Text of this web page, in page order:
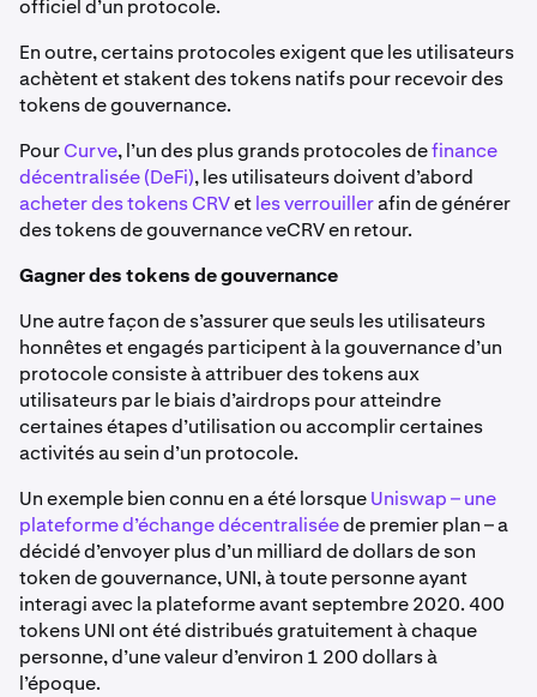
officiel d’un protocole.
En outre, certains protocoles exigent que les utilisateurs
achètent et stakent des tokens natifs pour recevoir des
tokens de gouvernance.
PourCurve, l’un des plus grands protocoles definance
décentralisée (DeFi), les utilisateurs doivent d’abord
acheter des tokens CRVetles verrouillerafin de générer
des tokens de gouvernance veCRV en retour.
Gagner des tokens de gouvernance
Une autre façon de s’assurer que seuls les utilisateurs
honnêtes et engagés participent à la gouvernance d’un
protocole consiste à attribuer des tokens aux
utilisateurs par le biais d’airdrops pour atteindre
certaines étapes d’utilisation ou accomplir certaines
activités au sein d’un protocole.
Un exemple bien connu en a été lorsqueUniswap – une
plateforme d’échange décentraliséede premier plan – a
décidé d’envoyer plus d’un milliard de dollars de son
token de gouvernance, UNI, à toute personne ayant
interagi avec la plateforme avant septembre 2020. 400
tokens UNI ont été distribués gratuitement à chaque
personne, d’une valeur d’environ 1 200 dollars à
l’époque.